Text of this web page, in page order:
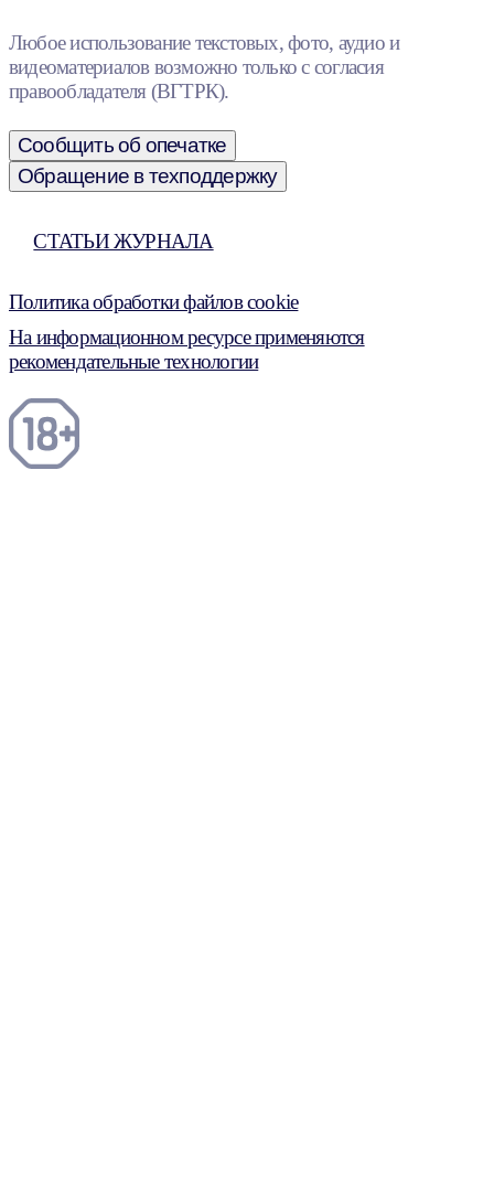
Любое использование текстовых, фото, аудио и
видеоматериалов возможно только с согласия
правообладателя (ВГТРК).
Сообщить об опечатке
Обращение в техподдержку
СТАТЬИ ЖУРНАЛА
Политика обработки файлов cookie
На информационном ресурсе применяются
рекомендательные технологии